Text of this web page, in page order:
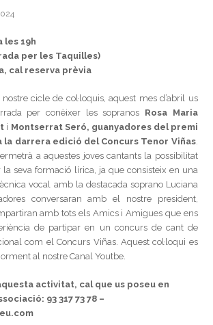
les 19h
per les Taquilles)
cal reserva prèvia
cicle de col·loquis, aquest mes d’abril us
per conèixer les sopranos Rosa Maria
i Montserrat Seró, guanyadores del premi
la darrera edició del Concurs Tenor Viñas.
a aquestes joves cantants la possibilitat
seva formació lírica, ja que consisteix en una
vocal amb la destacada soprano Luciana
conversaran amb el nostre president,
amb tots els Amics i Amigues que ens
de partipar en un concurs de cant de
com el Concurs Viñas. Aquest col·loqui es
al nostre Canal Youtbe.
activitat, cal que us poseu en
93 317 73 78 –